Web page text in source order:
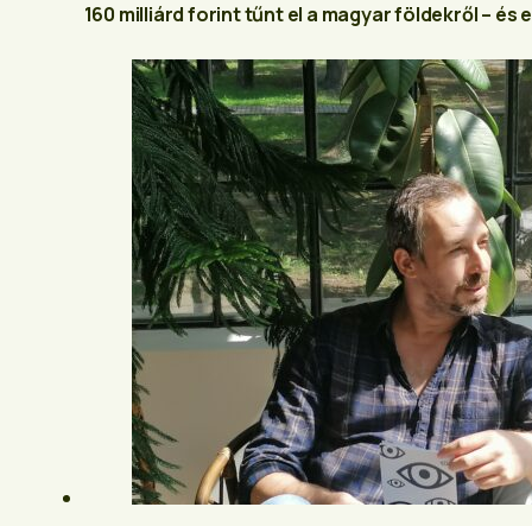
160 milliárd forint tűnt el a magyar földekről – és